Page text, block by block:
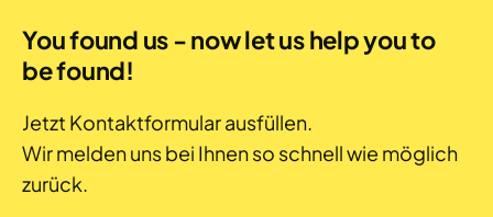
You found us - now let us help you to
be found!
Jetzt Kontaktformular ausfüllen.
Wir melden uns bei Ihnen so schnell wie möglich
zurück.